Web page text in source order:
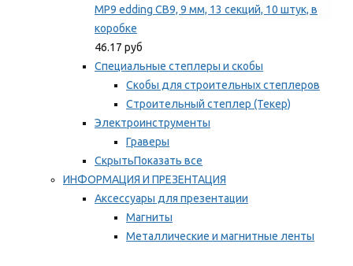
MP9 edding CB9, 9 мм, 13 секций, 10 штук, в
коробке
46.17 руб
Специальные степлеры и скобы
Скобы для строительных степлеров
Строительный степлер (Текер)
Электроинструменты
Граверы
СкрытьПоказать все
ИНФОРМАЦИЯ И ПРЕЗЕНТАЦИЯ
Аксессуары для презентации
Магниты
Металлические и магнитные ленты